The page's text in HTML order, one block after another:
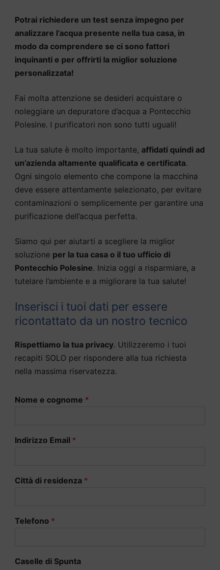
Potrai richiedere un test senza impegno per
analizzare l’acqua presente nella tua casa, in
modo da comprendere se ci sono fattori
inquinanti e per offrirti la miglior soluzione
personalizzata!
Fai molta attenzione se desideri acquistare o
noleggiare un depuratore d’acqua a Pontecchio
Polesine. I purificatori non sono tutti uguali!
La tua salute è molto importante, affidati quindi ad
un’azienda altamente qualificata e certificata.
Ogni singolo elemento che compone la macchina
deve essere attentamente selezionato, per evitare
contaminazioni o semplicemente per garantire una
purificazione dell’acqua perfetta.
Siamo qui per aiutarti a scegliere la miglior
soluzione per la tua casa o il tuo ufficio di
Pontecchio Polesine. Inizia oggi a risparmiare, a
tutelare l’ambiente e a migliorare la tua salute!
Inserisci i tuoi dati per essere
ricontattato da un nostro tecnico
Rispettiamo la tua privacy. Utilizzeremo i tuoi
recapiti SOLO per rispondere alla tua richiesta
nella massima riservatezza.
Nome e cognome *
Indirizzo Email *
Città di residenza *
Telefono *
Caselle di Spunta